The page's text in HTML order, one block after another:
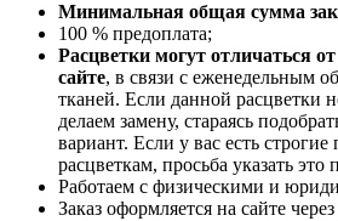
Минимальная общая сумма
100 % предоплата;
Расцветки могут отличаться
сайте, в связи с еженедельным
тканей. Если данной расцветки
делаем замену, стараясь
вариант. Если у вас есть
расцветкам, просьба указать
Работаем с физическими и
Заказ оформляется на сайте